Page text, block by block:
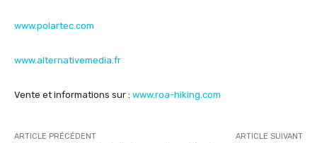
www.polartec.com
www.alternativemedia.fr
Vente et informations sur : www.roa-hiking.com
ARTICLE PRÉCÉDENT ARTICLE SUIVANT